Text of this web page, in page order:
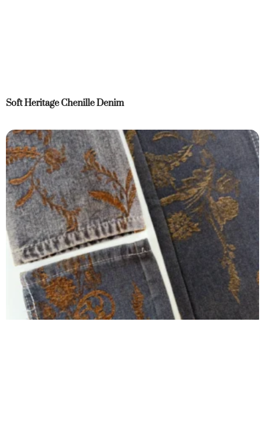
Soft Heritage Chenille Denim